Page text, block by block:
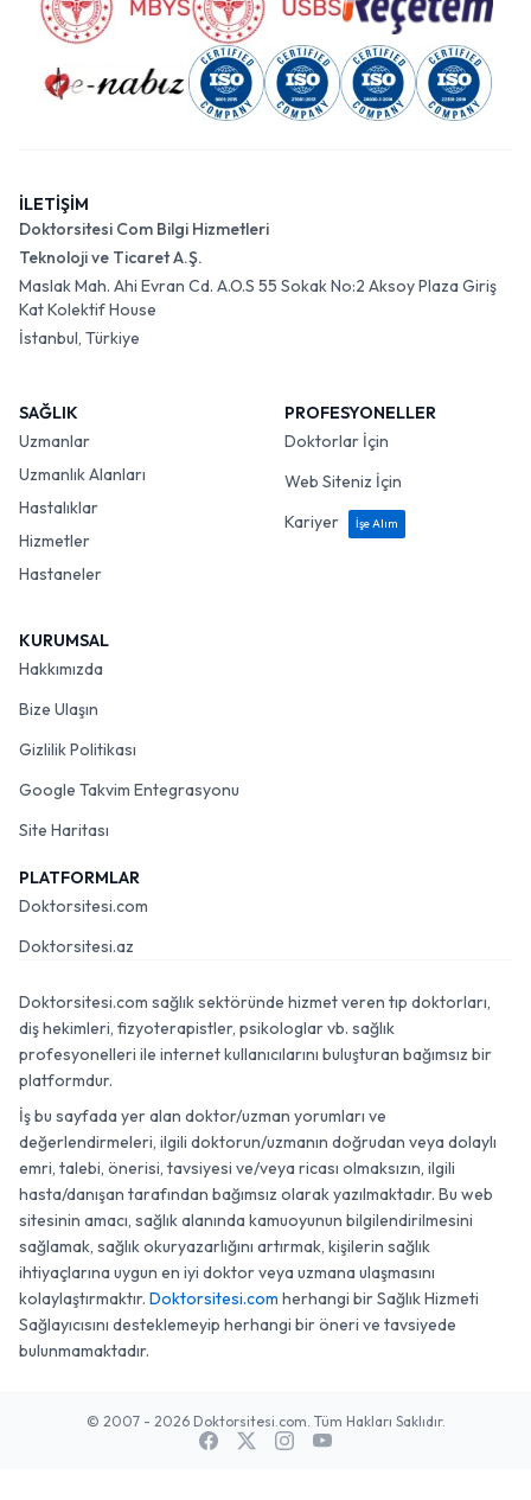
İLETİŞİM
Doktorsitesi Com Bilgi Hizmetleri
Teknoloji ve Ticaret A.Ş.
Maslak Mah. Ahi Evran Cd. A.O.S 55 Sokak No:2 Aksoy Plaza Giriş
Kat Kolektif House
İstanbul, Türkiye
SAĞLIK
Uzmanlar
Uzmanlık Alanları
Hastalıklar
Hizmetler
Hastaneler
PROFESYONELLER
Doktorlar İçin
Web Siteniz İçin
Kariyer
İşe Alım
KURUMSAL
Hakkımızda
Bize Ulaşın
Gizlilik Politikası
Google Takvim Entegrasyonu
Site Haritası
PLATFORMLAR
Doktorsitesi.com
Doktorsitesi.az
Doktorsitesi.com sağlık sektöründe hizmet veren tıp doktorları,
diş hekimleri, fizyoterapistler, psikologlar vb. sağlık
profesyonelleri ile internet kullanıcılarını buluşturan bağımsız bir
platformdur.
İş bu sayfada yer alan doktor/uzman yorumları ve
değerlendirmeleri, ilgili doktorun/uzmanın doğrudan veya dolaylı
emri, talebi, önerisi, tavsiyesi ve/veya ricası olmaksızın, ilgili
hasta/danışan tarafından bağımsız olarak yazılmaktadır. Bu web
sitesinin amacı, sağlık alanında kamuoyunun bilgilendirilmesini
sağlamak, sağlık okuryazarlığını artırmak, kişilerin sağlık
ihtiyaçlarına uygun en iyi doktor veya uzmana ulaşmasını
kolaylaştırmaktır. Doktorsitesi.com herhangi bir Sağlık Hizmeti
Sağlayıcısını desteklemeyip herhangi bir öneri ve tavsiyede
bulunmamaktadır.
© 2007 - 2026 Doktorsitesi.com. Tüm Hakları Saklıdır.